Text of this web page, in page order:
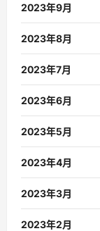
2023年9月
2023年8月
2023年7月
2023年6月
2023年5月
2023年4月
2023年3月
2023年2月